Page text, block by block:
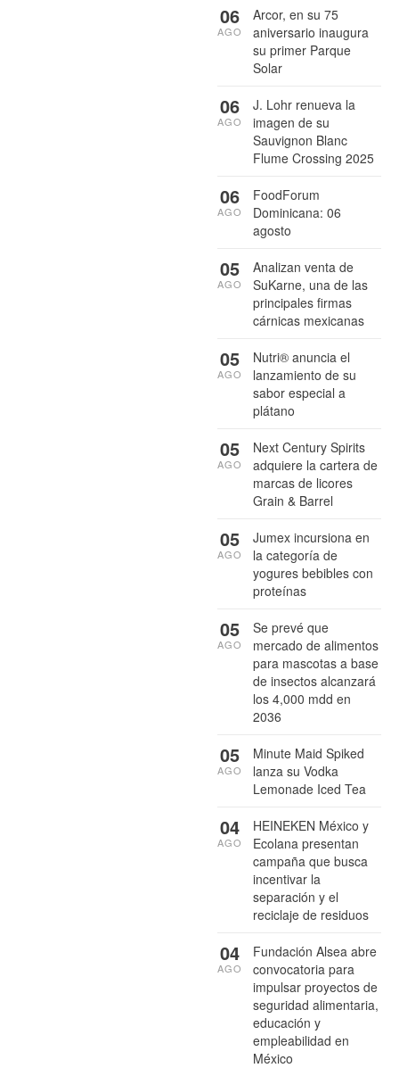
Arcor, en su 75
aniversario inaugura
su primer Parque
Solar
06
AGO
J. Lohr renueva la
imagen de su
Sauvignon Blanc
Flume Crossing 2025
06
AGO
FoodForum
Dominicana: 06
agosto
06
AGO
Analizan venta de
SuKarne, una de las
principales firmas
cárnicas mexicanas
05
AGO
Nutri® anuncia el
lanzamiento de su
sabor especial a
plátano
05
AGO
Next Century Spirits
adquiere la cartera de
marcas de licores
Grain & Barrel
05
AGO
Jumex incursiona en
la categoría de
yogures bebibles con
proteínas
05
AGO
Se prevé que
mercado de alimentos
para mascotas a base
de insectos alcanzará
los 4,000 mdd en
2036
05
AGO
Minute Maid Spiked
lanza su Vodka
Lemonade Iced Tea
05
AGO
HEINEKEN México y
Ecolana presentan
campaña que busca
incentivar la
separación y el
reciclaje de residuos
04
AGO
Fundación Alsea abre
convocatoria para
impulsar proyectos de
seguridad alimentaria,
educación y
empleabilidad en
México
04
AGO